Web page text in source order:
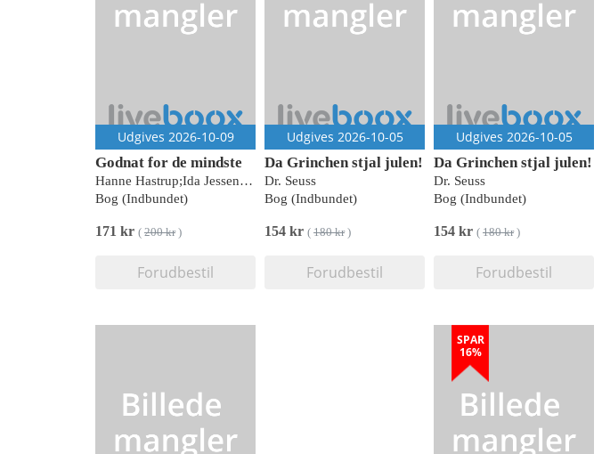
Udgives 2026-10-09
Godnat for de mindste
Hanne Hastrup;Ida Jessen;Hanne Bartholin;Peter Nordahl;Rasmus Bregnhøi;Kim Fupz Aakeson;Siri Melchior;Sabine Lemire;Signe Kjær;Mats Letén
Bog (Indbundet)
171 kr ( 200 kr)
Forudbestil
Udgives 2026-10-05
Da Grinchen stjal julen!
Dr. Seuss
Bog (Indbundet)
154 kr ( 180 kr)
Forudbestil
Udgives 2026-10-05
Da Grinchen stjal julen!
Dr. Seuss
Bog (Indbundet)
154 kr ( 180 kr)
Forudbestil
SPAR
16%